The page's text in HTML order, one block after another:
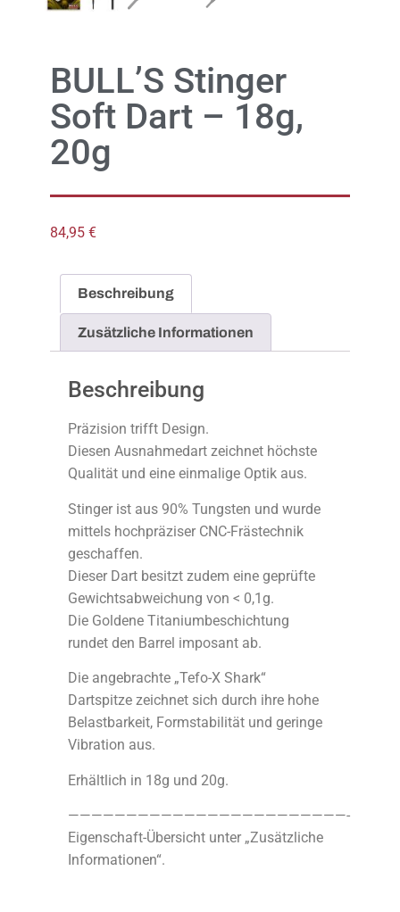
BULL’S Stinger
Soft Dart – 18g,
20g
84,95 €
Beschreibung
Zusätzliche Informationen
Beschreibung
Präzision trifft Design.
Diesen Ausnahmedart zeichnet höchste
Qualität und eine einmalige Optik aus.
Stinger ist aus 90% Tungsten und wurde
mittels hochpräziser CNC-Frästechnik
geschaffen.
Dieser Dart besitzt zudem eine geprüfte
Gewichtsabweichung von < 0,1g.
Die Goldene Titaniumbeschichtung
rundet den Barrel imposant ab.
Die angebrachte „Tefo-X Shark“
Dartspitze zeichnet sich durch ihre hohe
Belastbarkeit, Formstabilität und geringe
Vibration aus.
Erhältlich in 18g und 20g.
————————————————————————-
Eigenschaft-Übersicht unter „Zusätzliche
Informationen“.